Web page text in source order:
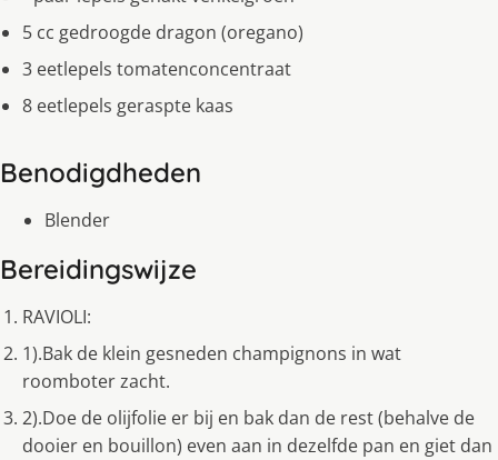
5 cc gedroogde dragon (oregano)
3 eetlepels tomatenconcentraat
8 eetlepels geraspte kaas
Benodigdheden
Blender
Bereidingswijze
RAVIOLI:
1).Bak de klein gesneden champignons in wat
roomboter zacht.
2).Doe de olijfolie er bij en bak dan de rest (behalve de
dooier en bouillon) even aan in dezelfde pan en giet dan